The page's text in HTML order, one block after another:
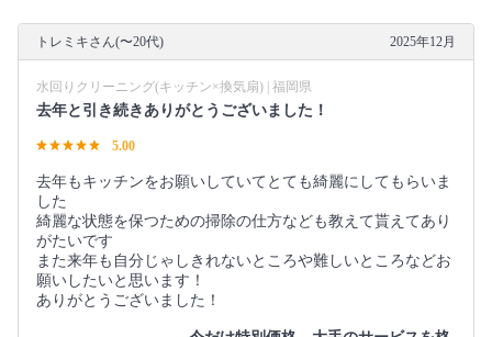
トレミキさん(〜20代) 2025年12月
水回りクリーニング(キッチン×換気扇) | 福岡県
去年と引き続きありがとうございました！
5.00
去年もキッチンをお願いしていてとても綺麗にしてもらいま
した
綺麗な状態を保つための掃除の仕方なども教えて貰えてあり
がたいです
また来年も自分じゃしきれないところや難しいところなどお
願いしたいと思います！
ありがとうございました！